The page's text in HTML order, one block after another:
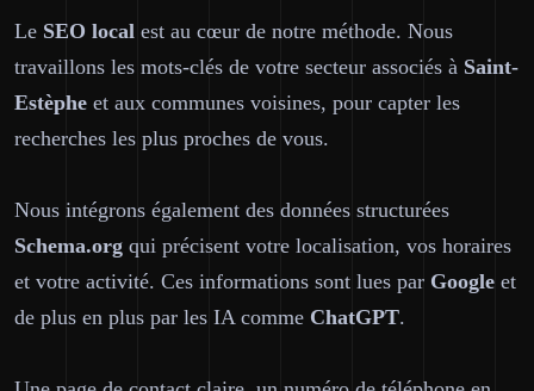
Le SEO local est au cœur de notre méthode. Nous
travaillons les mots-clés de votre secteur associés à Saint-
Estèphe et aux communes voisines, pour capter les
recherches les plus proches de vous.
Nous intégrons également des données structurées
Schema.org qui précisent votre localisation, vos horaires
et votre activité. Ces informations sont lues par Google et
de plus en plus par les IA comme ChatGPT.